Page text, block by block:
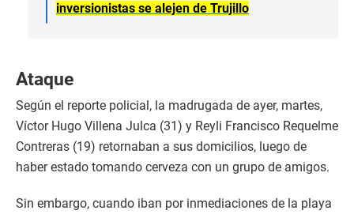
inversionistas se alejen de Trujillo
Ataque
Según el reporte policial, la madrugada de ayer, martes,
Víctor Hugo Villena Julca (31) y Reyli Francisco Requelme
Contreras (19) retornaban a sus domicilios, luego de
haber estado tomando cerveza con un grupo de amigos.
Sin embargo, cuando iban por inmediaciones de la playa